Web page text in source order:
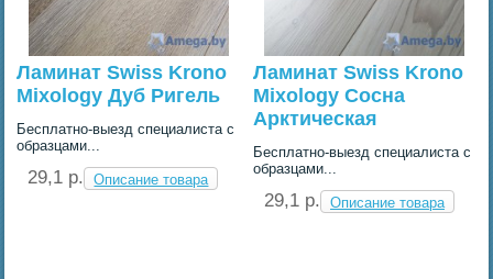
Ламинат Swiss Krono
Mixology Дуб Ригель
Бесплатно-выезд специалиста с
образцами...
29,1 p. Описание товара
Ламинат Swiss Krono
Mixology Сосна
Арктическая
Бесплатно-выезд специалиста с
образцами...
29,1 p. Описание товара